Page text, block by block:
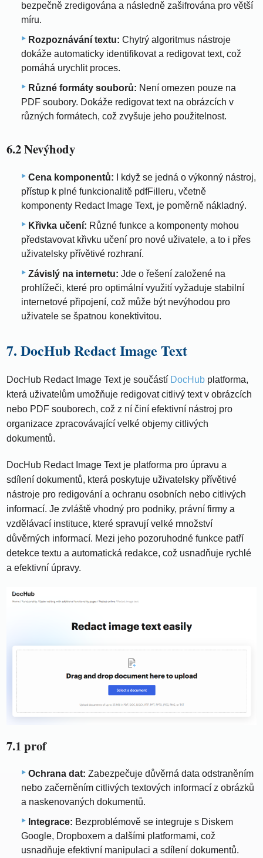
bezpečně zredigována a následně zašifrována pro větší
míru.
Rozpoznávání textu: Chytrý algoritmus nástroje
dokáže automaticky identifikovat a redigovat text, což
pomáhá urychlit proces.
Různé formáty souborů: Není omezen pouze na
PDF soubory. Dokáže redigovat text na obrázcích v
různých formátech, což zvyšuje jeho použitelnost.
6.2 Nevýhody
Cena komponentů: I když se jedná o výkonný nástroj,
přístup k plné funkcionalitě pdfFilleru, včetně
komponenty Redact Image Text, je poměrně nákladný.
Křivka učení: Různé funkce a komponenty mohou
představovat křivku učení pro nové uživatele, a to i přes
uživatelsky přívětivé rozhraní.
Závislý na internetu: Jde o řešení založené na
prohlížeči, které pro optimální využití vyžaduje stabilní
internetové připojení, což může být nevýhodou pro
uživatele se špatnou konektivitou.
7. DocHub Redact Image Text
DocHub Redact Image Text je součástí DocHub platforma,
která uživatelům umožňuje redigovat citlivý text v obrázcích
nebo PDF souborech, což z ní činí efektivní nástroj pro
organizace zpracovávající velké objemy citlivých
dokumentů.
DocHub Redact Image Text je platforma pro úpravu a
sdílení dokumentů, která poskytuje uživatelsky přívětivé
nástroje pro redigování a ochranu osobních nebo citlivých
informací. Je zvláště vhodný pro podniky, právní firmy a
vzdělávací instituce, které spravují velké množství
důvěrných informací. Mezi jeho pozoruhodné funkce patří
detekce textu a automatická redakce, což usnadňuje rychlé
a efektivní úpravy.
7.1 prof
Ochrana dat: Zabezpečuje důvěrná data odstraněním
nebo začerněním citlivých textových informací z obrázků
a naskenovaných dokumentů.
Integrace: Bezproblémově se integruje s Diskem
Google, Dropboxem a dalšími platformami, což
usnadňuje efektivní manipulaci a sdílení dokumentů.